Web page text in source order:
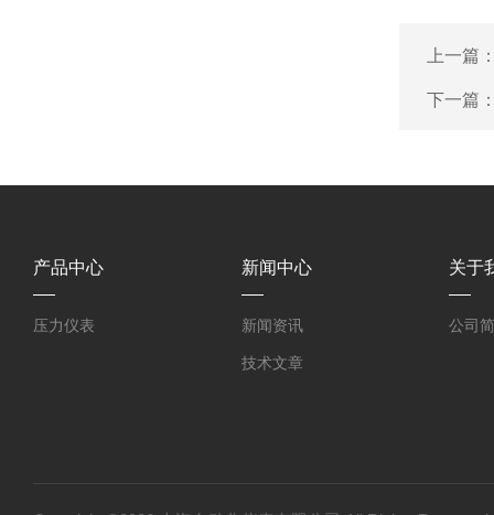
上一篇
下一篇
产品中心
压力仪表
新闻中心
新闻资讯
技术文章
关于
公司